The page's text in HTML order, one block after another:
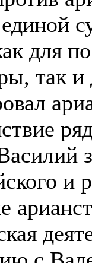
для
так и
и